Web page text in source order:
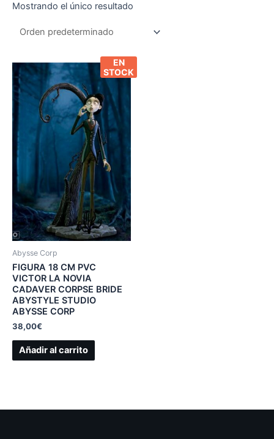
Mostrando el único resultado
EN
STOCK
Abysse Corp
FIGURA 18 CM PVC
VICTOR LA NOVIA
CADAVER CORPSE BRIDE
ABYSTYLE STUDIO
ABYSSE CORP
38,00€
Añadir al carrito